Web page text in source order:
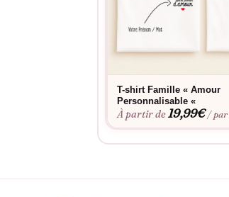
T-shirt Famille « Amour
Personnalisable «
À partir de19,99€ /